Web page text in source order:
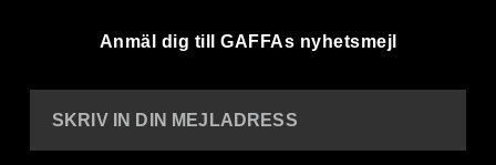
Anmäl dig till GAFFAs nyhetsmejl
SKRIV IN DIN MEJLADRESS